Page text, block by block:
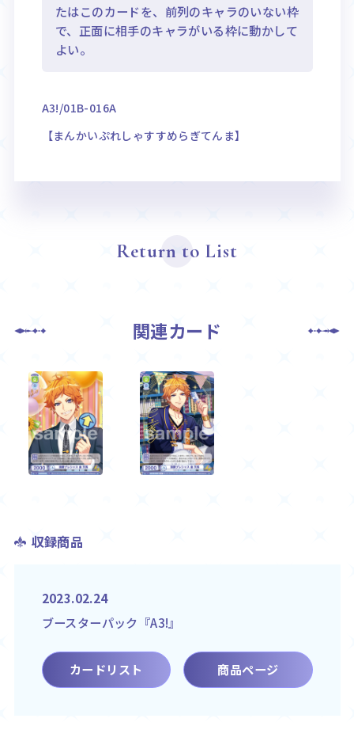
たはこのカードを、前列のキャラのいない枠
で、正面に相手のキャラがいる枠に動かして
よい。
A3!/01B-016A
【まんかいぷれしゃすすめらぎてんま】
Return to List
関連カード
収録商品
2023.02.24
ブースターパック『A3!』
カードリスト 商品ページ